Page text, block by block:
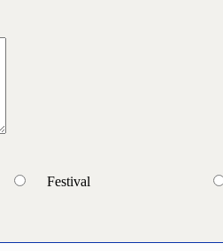
Festival